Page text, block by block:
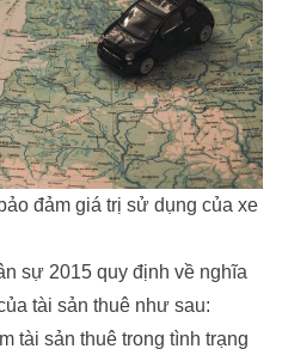
đảm giá trị sử dụng của xe
sự 2015 quy định về nghĩa
tài sản thuê như sau:
tài sản thuê trong tình trạng